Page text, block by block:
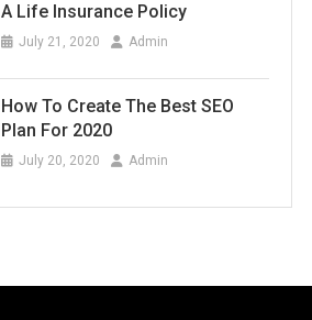
A Life Insurance Policy
July 21, 2020 Admin
How To Create The Best SEO
Plan For 2020
July 20, 2020 Admin